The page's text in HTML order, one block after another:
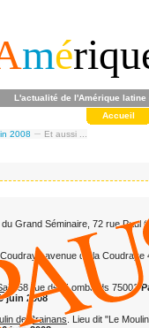
mé
L'actualité de l'Amérique
Accueil
2008 Et aussi ...
Grand Séminaire, 72 rue Paul
avenue de la Coudraye
58 rue des Lombards 75001
juin 2008
de Brainans . Lieu dit "Le